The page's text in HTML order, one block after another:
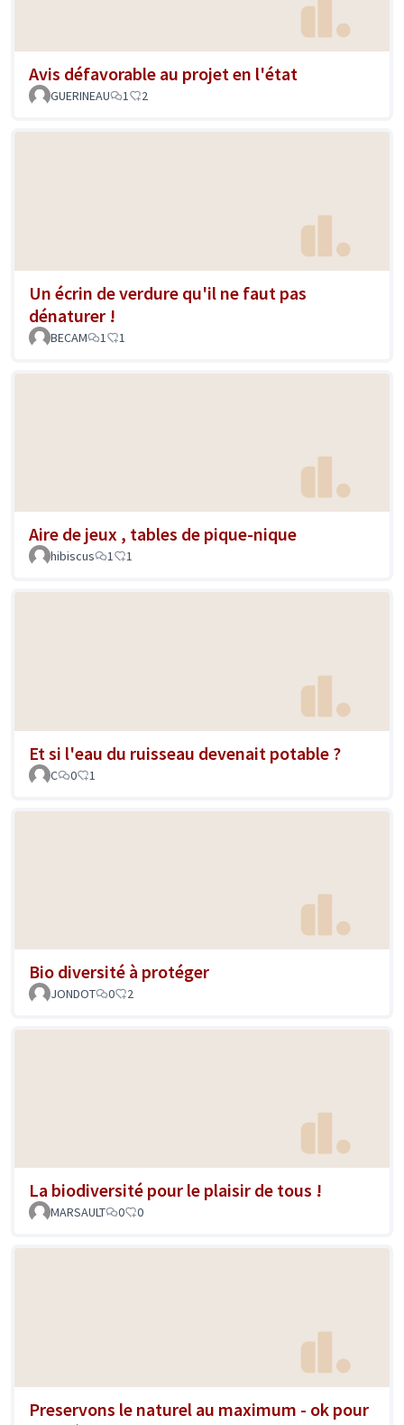
Avis défavorable au projet en l'état
GUERINEAU 1 2
Un écrin de verdure qu'il ne faut pas
dénaturer !
BECAM 1 1
Aire de jeux , tables de pique-nique
hibiscus 1 1
Et si l'eau du ruisseau devenait potable ?
C 0 1
Bio diversité à protéger
JONDOT 0 2
La biodiversité pour le plaisir de tous !
MARSAULT 0 0
Preservons le naturel au maximum - ok pour